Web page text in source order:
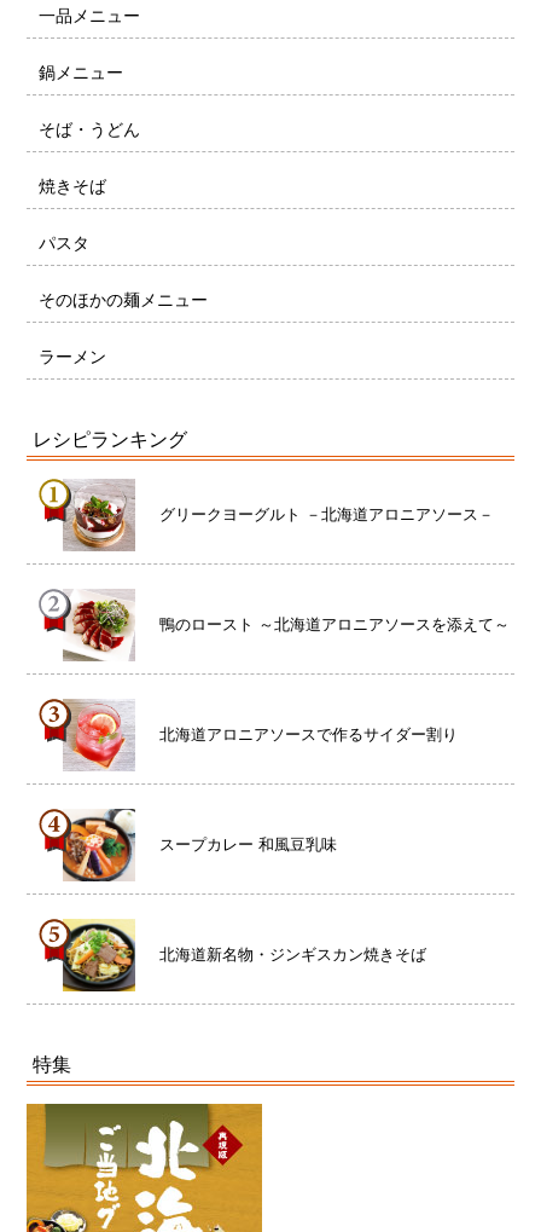
一品メニュー
鍋メニュー
そば・うどん
焼きそば
パスタ
そのほかの麺メニュー
ラーメン
レシピランキング
グリークヨーグルト －北海道アロニアソース－
鴨のロースト ～北海道アロニアソースを添えて～
北海道アロニアソースで作るサイダー割り
スープカレー 和風豆乳味
北海道新名物・ジンギスカン焼きそば
特集